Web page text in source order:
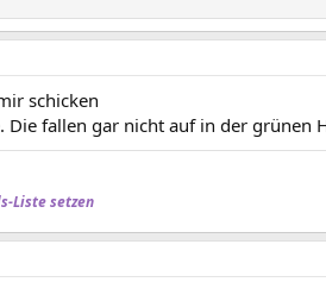
schicken
fallen gar nicht auf in der grünen
Liste setzen